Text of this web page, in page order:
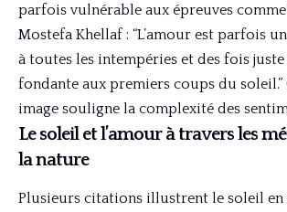
parfois vulnérable aux épreuves
Mostefa Khellaf : “L’amour est parfois
à toutes les intempéries et des fois juste
fondante aux premiers coups du
image souligne la complexité des
Le soleil et l’amour à travers les
la nature
Plusieurs citations illustrent le soleil